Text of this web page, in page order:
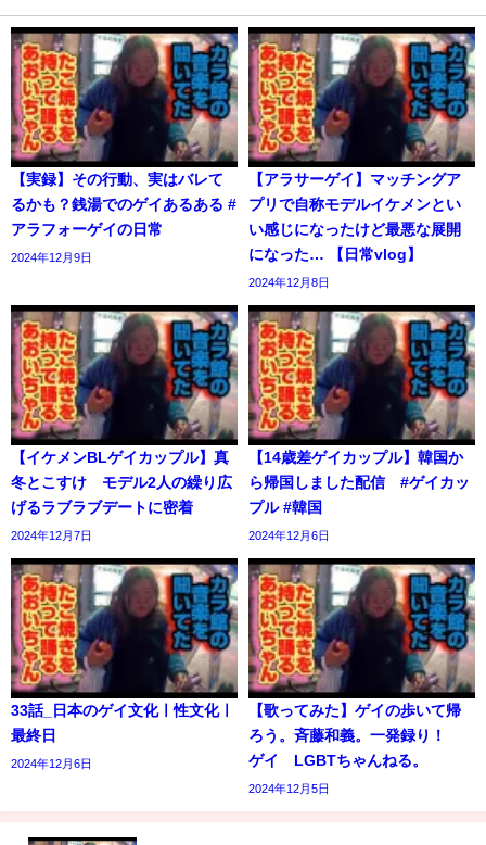
【実録】その行動、実はバレて
るかも？銭湯でのゲイあるある #
アラフォーゲイの日常
2024年12月9日
【アラサーゲイ】マッチングア
プリで自称モデルイケメンとい
い感じになったけど最悪な展開
になった… 【日常vlog】
2024年12月8日
【イケメンBLゲイカップル】真
冬とこすけ モデル2人の繰り広
げるラブラブデートに密着
2024年12月7日
【14歳差ゲイカップル】韓国か
ら帰国しました配信 #ゲイカッ
プル #韓国
2024年12月6日
33話_日本のゲイ文化ㅣ性文化ㅣ
最終日
2024年12月6日
【歌ってみた】ゲイの歩いて帰
ろう。斉藤和義。一発録り！
ゲイ LGBTちゃんねる。
2024年12月5日